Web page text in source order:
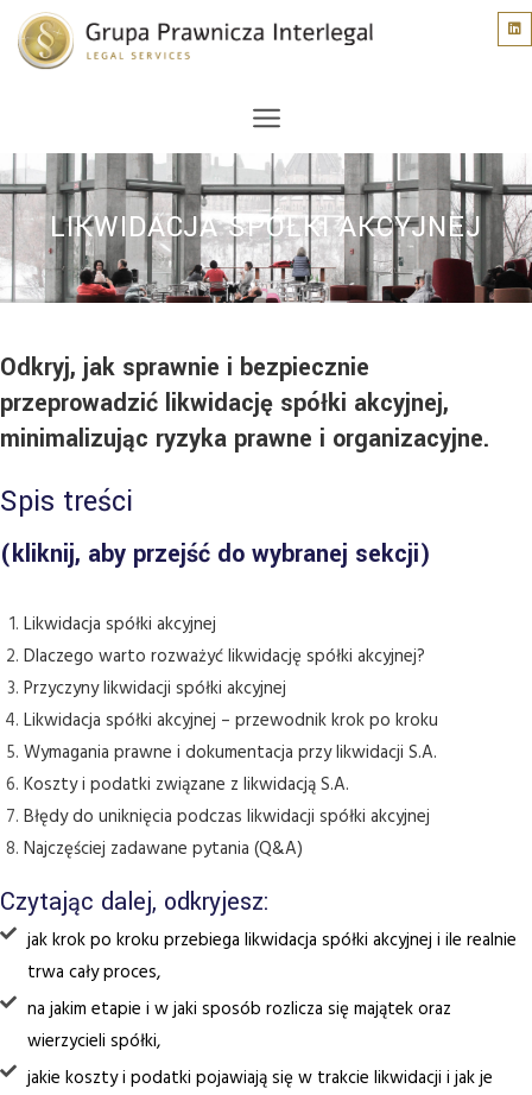
LIKWIDACJA SPÓŁKI AKCYJNEJ
Odkryj, jak sprawnie i bezpiecznie
przeprowadzić likwidację spółki akcyjnej,
minimalizując ryzyka prawne i organizacyjne.
Spis treści
(kliknij, aby przejść do wybranej sekcji)
Likwidacja spółki akcyjnej
Dlaczego warto rozważyć likwidację spółki akcyjnej?
Przyczyny likwidacji spółki akcyjnej
Likwidacja spółki akcyjnej – przewodnik krok po kroku
Wymagania prawne i dokumentacja przy likwidacji S.A.
Koszty i podatki związane z likwidacją S.A.
Błędy do uniknięcia podczas likwidacji spółki akcyjnej
Najczęściej zadawane pytania (Q&A)
Czytając dalej, odkryjesz:
jak krok po kroku przebiega likwidacja spółki akcyjnej i ile realnie
trwa cały proces,
na jakim etapie i w jaki sposób rozlicza się majątek oraz
wierzycieli spółki,
jakie koszty i podatki pojawiają się w trakcie likwidacji i jak je